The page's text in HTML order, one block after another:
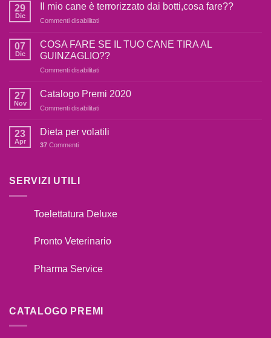
29
Dic
Il mio cane è terrorizzato dai botti,cosa fare??
Commenti disabilitatisu
mio
cane
è
terrorizzato
botti,cosa
07
Dic
COSA FARE SE IL TUO CANE TIRA AL
GUINZAGLIO??
Commenti disabilitatisu
FARE
IL
CANE
27
Nov
Catalogo Premi 2020
Commenti disabilitatisu
Premi
23
Apr
Dieta per volatili
37 Commenti
SERVIZI UTILI
Toelettatura Deluxe
Pronto Veterinario
Pharma Service
CATALOGO PREMI